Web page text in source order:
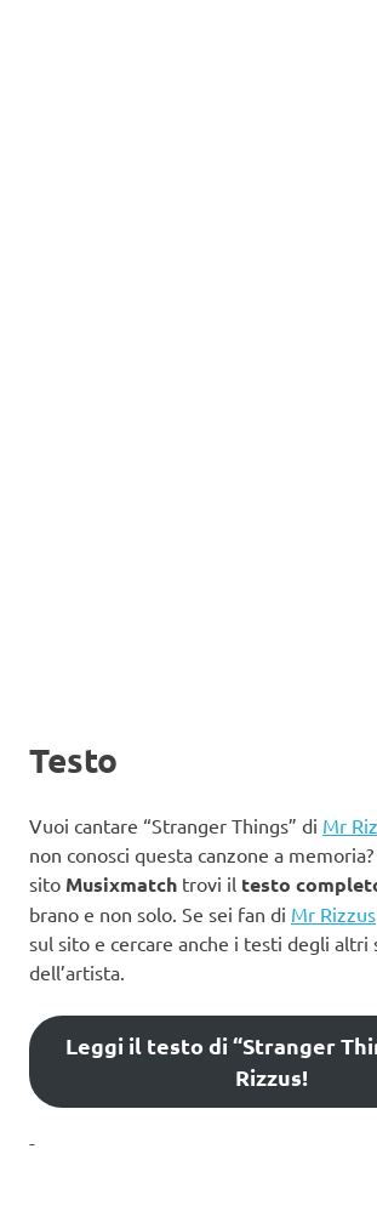
Testo
Vuoi cantare “Stranger Things” di Mr
non conosci questa canzone a memoria?
sito Musixmatch trovi il testo
brano e non solo. Se sei fan di Mr Rizzus
sul sito e cercare anche i testi degli altri
dell’artista.
Leggi il testo di “Stranger
Rizzus!
-